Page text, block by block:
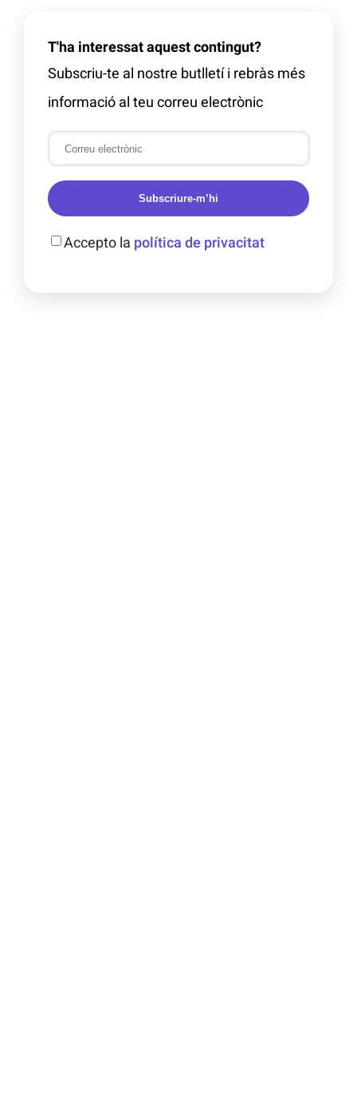
T'ha interessat aquest contingut?
Subscriu-te al nostre butlletí i rebràs més
informació al teu correu electrònic
Subscriure-m’hi
Accepto la política de privacitat